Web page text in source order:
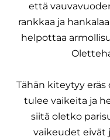
että
rankkaa ja
helpottaa
Tähän kiteytyy eräs
tulee vaikeita ja
siitä oletko
vaikeudet eivät